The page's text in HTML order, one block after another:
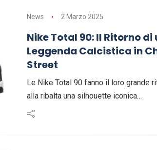
News 2 Marzo 2025
Nike Total 90: Il Ritorno di
Leggenda Calcistica in
Street
Le Nike Total 90 fanno il loro grande
alla ribalta una silhouette iconica…